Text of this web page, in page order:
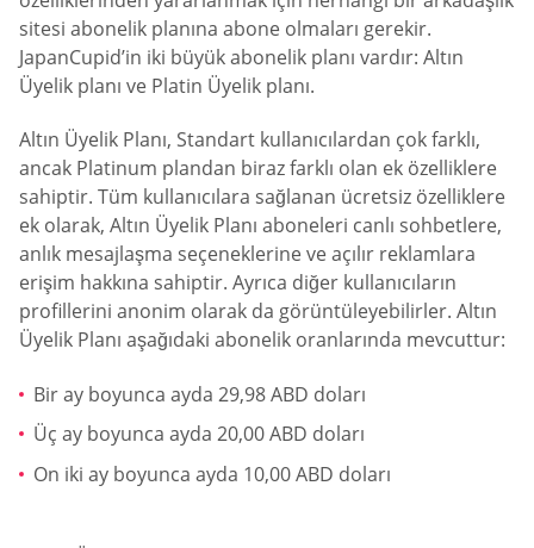
sitesi abonelik planına abone olmaları gerekir.
JapanCupid’in iki büyük abonelik planı vardır: Altın
Üyelik planı ve Platin Üyelik planı.
Altın Üyelik Planı, Standart kullanıcılardan çok farklı,
ancak Platinum plandan biraz farklı olan ek özelliklere
sahiptir. Tüm kullanıcılara sağlanan ücretsiz özelliklere
ek olarak, Altın Üyelik Planı aboneleri canlı sohbetlere,
anlık mesajlaşma seçeneklerine ve açılır reklamlara
erişim hakkına sahiptir. Ayrıca diğer kullanıcıların
profillerini anonim olarak da görüntüleyebilirler. Altın
Üyelik Planı aşağıdaki abonelik oranlarında mevcuttur:
Bir ay boyunca ayda 29,98 ABD doları
Üç ay boyunca ayda 20,00 ABD doları
On iki ay boyunca ayda 10,00 ABD doları